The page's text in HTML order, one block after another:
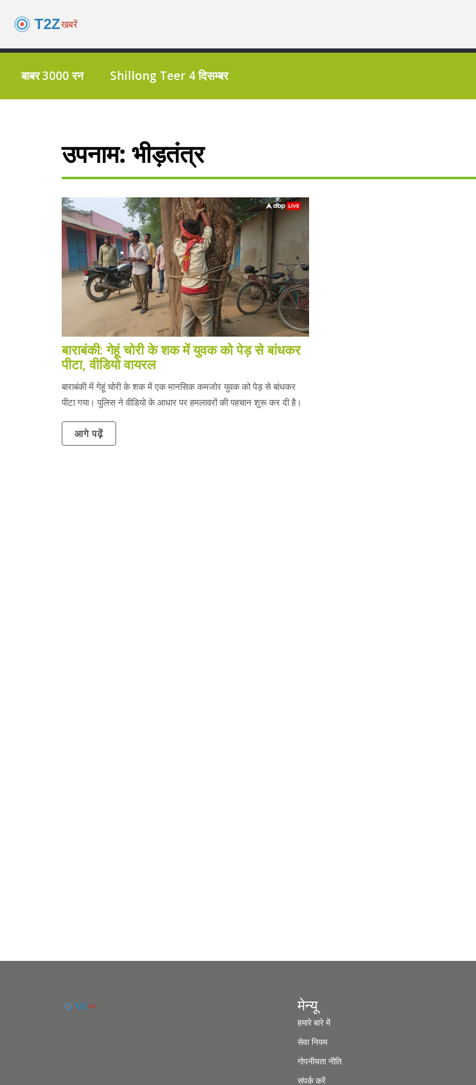
बाबर 3000 रन Shillong Teer 4 दिसम्बर
उपनाम: भीड़तंत्र
बाराबंकी: गेहूं चोरी के शक में युवक को पेड़ से बांधकर
पीटा, वीडियो वायरल
बाराबंकी में गेहूं चोरी के शक में एक मानसिक कमजोर युवक को पेड़ से बांधकर
पीटा गया। पुलिस ने वीडियो के आधार पर हमलावरों की पहचान शुरू कर दी है।
आगे पढ़ें
मेन्यू
हमारे बारे में
सेवा नियम
गोपनीयता नीति
संपर्क करें